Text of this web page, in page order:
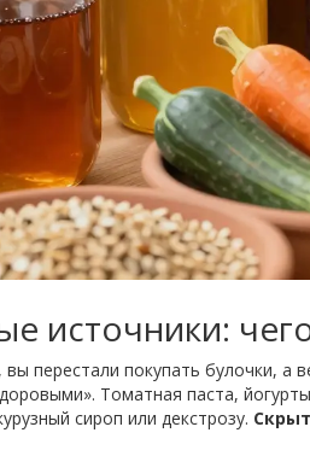
источники:
перестали покупать булочки, а
Томатная паста,
сироп или декстрозу.